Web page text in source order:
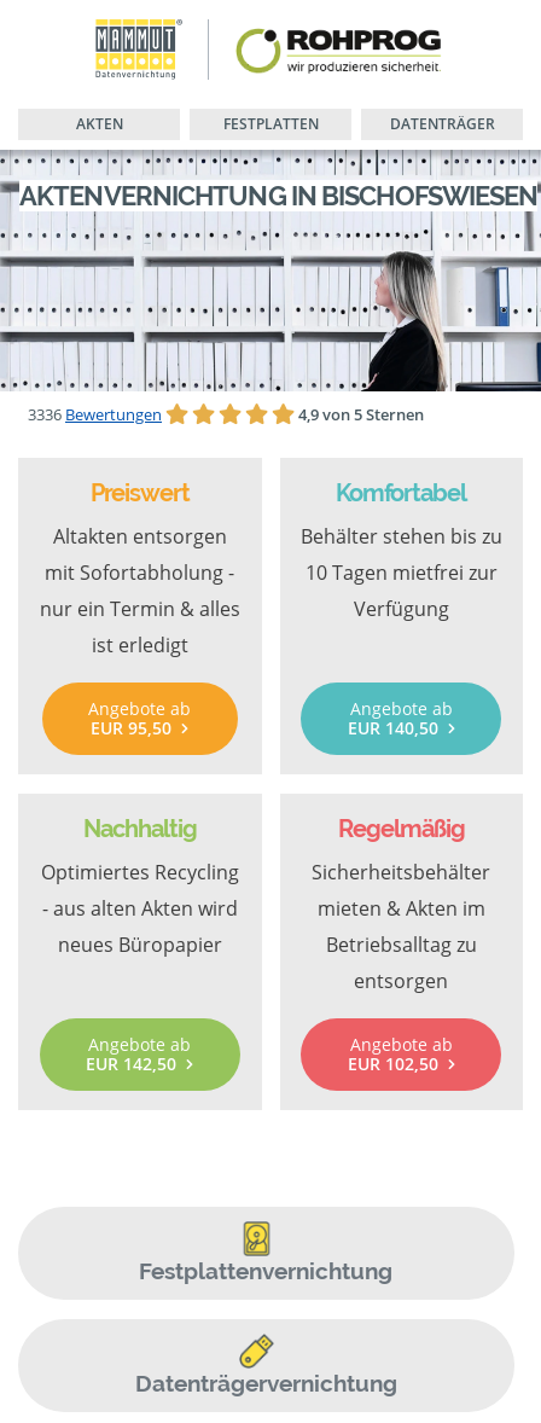
AKTEN FESTPLATTEN DATENTRÄGER
AKTENVERNICHTUNG IN BISCHOFSWIESEN
3336 Bewertungen 4,9 von 5 Sternen
Preiswert
Altakten entsorgen
mit Sofortabholung -
nur ein Termin & alles
ist erledigt
Angebote ab
EUR 95,50
Komfortabel
Behälter stehen bis zu
10 Tagen mietfrei zur
Verfügung
Angebote ab
EUR 140,50
Nachhaltig
Optimiertes Recycling
- aus alten Akten wird
neues Büropapier
Angebote ab
EUR 142,50
Regelmäßig
Sicherheitsbehälter
mieten & Akten im
Betriebsalltag zu
entsorgen
Angebote ab
EUR 102,50
Festplattenvernichtung
Datenträgervernichtung